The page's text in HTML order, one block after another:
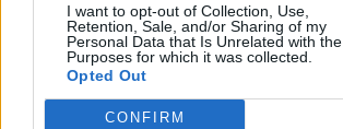
I want to opt-out of Collection, Use,
Retention, Sale, and/or Sharing of my
Personal Data that Is Unrelated with the
Purposes for which it was collected.
Opted Out
CONFIRM